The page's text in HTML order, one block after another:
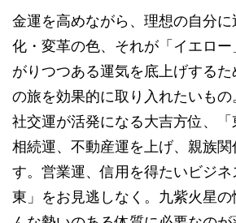
金運を高めながら、理想の自分
化・変革の色、それが「イエロ
がりつつある運気を底上げする
の旅を効果的に取り入れたいもの
社交運が活発になる大吉方位、「
相続運、不動産運を上げ、親族関
す。営業運、信用を得たいビジ
東」をお見逃しなく。九紫火星